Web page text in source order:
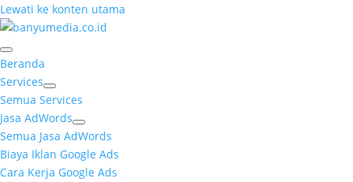
Lewati ke konten utama
Beranda
Services
Semua Services
Jasa AdWords
Semua Jasa AdWords
Biaya Iklan Google Ads
Cara Kerja Google Ads